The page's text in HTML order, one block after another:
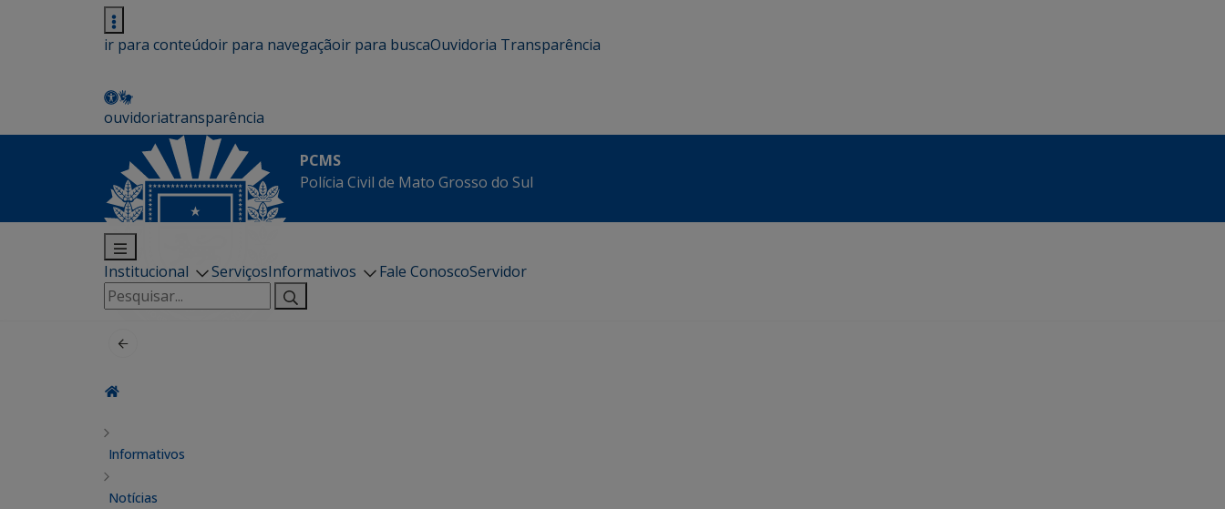
ir para conteúdoir para navegaçãoir para buscaOuvidoria Transparência
ouvidoriatransparência
PCMS
Polícia Civil de Mato Grosso do Sul
Institucional ServiçosInformativos Fale ConoscoServidor
Pesquisar
por:
Informativos
Notícias